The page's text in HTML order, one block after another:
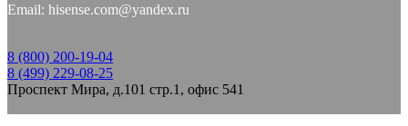
Email: hisense.com@yandex.ru
8 (800) 200-19-04
8 (499) 229-08-25
Проспект Мира, д.101 стр.1, офис 541